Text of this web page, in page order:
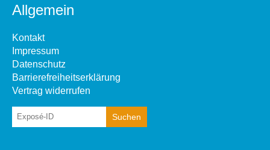
Allgemein
Kontakt
Impressum
Datenschutz
Barrierefreiheitserklärung
Vertrag widerrufen